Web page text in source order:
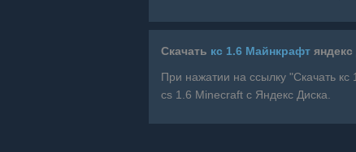
Скачать кс 1.6 Майнкрафт яндекс
При нажатии на ссылку "Скачать
cs 1.6 Minecraft с Яндекс Диска.